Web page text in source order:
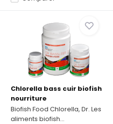
Chlorella bass cuir biofish
nourriture
Biofish Food Chlorella, Dr. Les
aliments biofish...